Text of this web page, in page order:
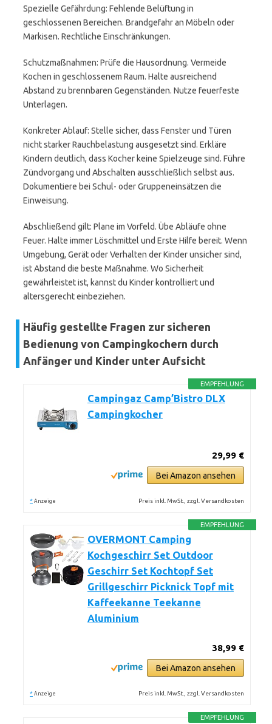
Spezielle Gefährdung: Fehlende Belüftung in
geschlossenen Bereichen. Brandgefahr an Möbeln oder
Markisen. Rechtliche Einschränkungen.
Schutzmaßnahmen: Prüfe die Hausordnung. Vermeide
Kochen in geschlossenem Raum. Halte ausreichend
Abstand zu brennbaren Gegenständen. Nutze feuerfeste
Unterlagen.
Konkreter Ablauf: Stelle sicher, dass Fenster und Türen
nicht starker Rauchbelastung ausgesetzt sind. Erkläre
Kindern deutlich, dass Kocher keine Spielzeuge sind. Führe
Zündvorgang und Abschalten ausschließlich selbst aus.
Dokumentiere bei Schul- oder Gruppeneinsätzen die
Einweisung.
Abschließend gilt: Plane im Vorfeld. Übe Abläufe ohne
Feuer. Halte immer Löschmittel und Erste Hilfe bereit. Wenn
Umgebung, Gerät oder Verhalten der Kinder unsicher sind,
ist Abstand die beste Maßnahme. Wo Sicherheit
gewährleistet ist, kannst du Kinder kontrolliert und
altersgerecht einbeziehen.
Häufig gestellte Fragen zur sicheren
Bedienung von Campingkochern durch
Anfänger und Kinder unter Aufsicht
EMPFEHLUNG
Campingaz Camp’Bistro DLX
Campingkocher
29,99 €
Bei Amazon ansehen
* Anzeige Preis inkl. MwSt., zzgl. Versandkosten
EMPFEHLUNG
OVERMONT Camping
Kochgeschirr Set Outdoor
Geschirr Set Kochtopf Set
Grillgeschirr Picknick Topf mit
Kaffeekanne Teekanne
Aluminium
38,99 €
Bei Amazon ansehen
* Anzeige Preis inkl. MwSt., zzgl. Versandkosten
EMPFEHLUNG